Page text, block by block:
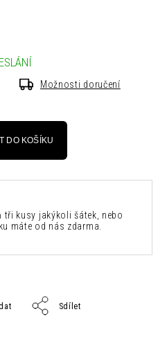
Možnosti doručení
DO KOŠÍKU
kusy jakýkoli šátek, nebo
máte od nás zdarma.
Sdílet